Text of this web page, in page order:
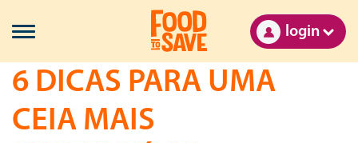
login
6 DICAS PARA UMA
CEIA MAIS